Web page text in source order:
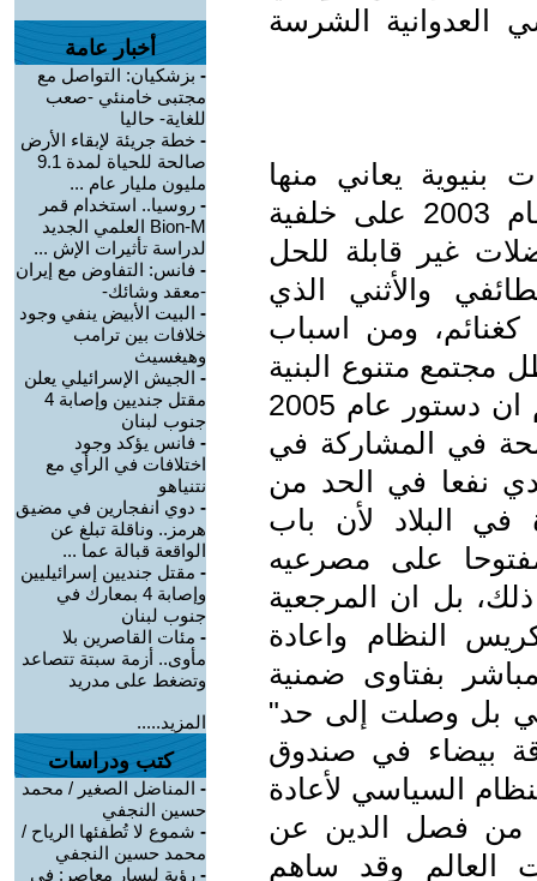
العدوانية الشرسة
يعاني منها
النظام العراقي منذ تأسيسه بعد عام 2003 على خلفية
غير قابلة للحل
والأثني الذي
كغنائم، ومن اسباب
متنوع البنية
الطائفية والمذهبية والعرقية مع العلم ان دستور عام 2005
في المشاركة في
نفعا في الحد من
في البلاد لأن باب
على مصرعيه
بل ان المرجعية
النظام واعادة
بفتاوى ضمنية
بل وصلت إلى حد"
بيضاء في صندوق
السياسي لأعادة
من فصل الدين عن
العالم وقد ساهم
أخبار عامة
- بزشكيان: التواصل مع
مجتبى خامنئي -صعب
للغاية- حاليا
- خطة جريئة لإبقاء الأرض
صالحة للحياة لمدة 9.1
مليون مليار عام ...
- روسيا.. استخدام قمر
Bion-M العلمي الجديد
لدراسة تأثيرات الإش ...
- فانس: التفاوض مع إيران
-معقد وشائك-
- البيت الأبيض ينفي وجود
خلافات بين ترامب
وهيغسيث
- الجيش الإسرائيلي يعلن
مقتل جنديين وإصابة 4
جنوب لبنان
- فانس يؤكد وجود
اختلافات في الرأي مع
نتنياهو
- دوي انفجارين في مضيق
هرمز.. وناقلة تبلغ عن
الواقعة قبالة عما ...
- مقتل جنديين إسرائيليين
وإصابة 4 بمعارك في
جنوب لبنان
- مئات القاصرين بلا
مأوى.. أزمة سبتة تتصاعد
وتضغط على مدريد
المزيد.....
كتب ودراسات
- المناضل الصغير / محمد
حسين النجفي
- شموع لا تُطفئها الرياح /
محمد حسين النجفي
- رؤية ليسارٍ معاصر: في